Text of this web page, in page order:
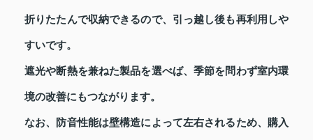
折りたたんで収納できるので、引っ越し後も再利用しや
すいです。
遮光や断熱を兼ねた製品を選べば、季節を問わず室内環
境の改善にもつながります。
なお、防音性能は壁構造によって左右されるため、購入